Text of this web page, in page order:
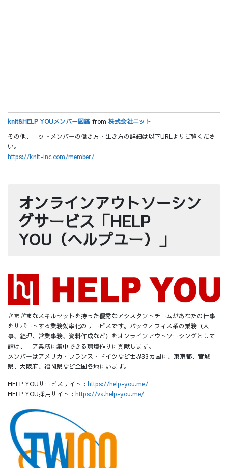
knit&HELP YOUメンバー図鑑 from 株式会社ニット
その他、ニットメンバーの働き方・生き方の詳細は以下URLよりご覧くださ
い。
https://knit-inc.com/member/
オンラインアウトソーシン
グサービス「HELP
YOU（ヘルプユー）」
さまざまなスキルセットを持った優秀なアシスタントチームがあなたの仕事
をサポートする業務効率化のサービスです。バックオフィス系の業務（人
事、経理、営業事務、資料作成など）をオンラインアウトソーシングとして
請け、コア業務に集中できる環境作りに貢献します。
メンバーはアメリカ・フランス・ドイツなど世界33カ国に、東京都、宮城
県、大阪府、福岡県など全国各地にいます。
HELP YOUサービスサイト： https://help-you.me/
HELP YOU採用サイト： https://va.help-you.me/